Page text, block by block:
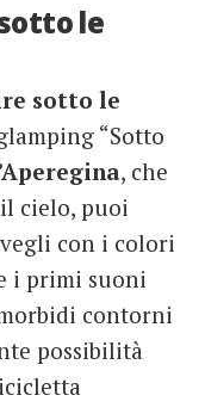
le
sotto le
“Sotto
, che
cielo, puoi
con i colori
i primi suoni
contorni
possibilità